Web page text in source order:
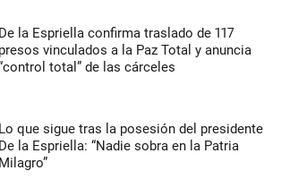
De la Espriella confirma traslado de 117
presos vinculados a la Paz Total y anuncia
total” de las cárceles
Lo que sigue tras la posesión del presidente
De la Espriella: “Nadie sobra en la Patria
Milagro”